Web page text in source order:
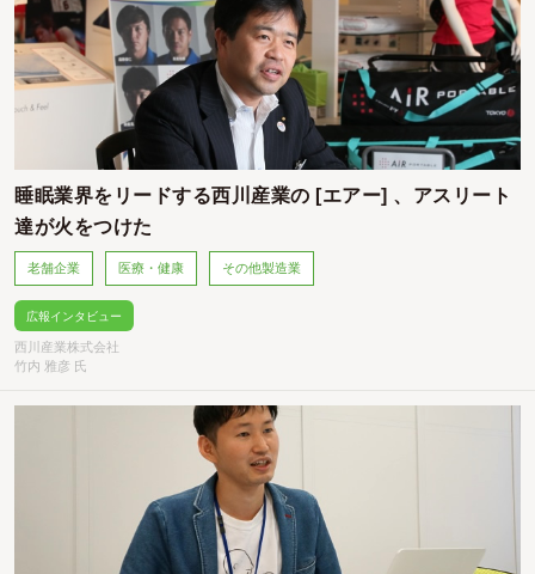
睡眠業界をリードする西川産業の [エアー] 、アスリート
達が火をつけた
老舗企業 医療・健康 その他製造業
広報インタビュー
西川産業株式会社
竹内 雅彦 氏